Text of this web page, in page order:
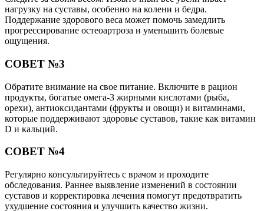
нагрузку на суставы, особенно на колени и бедра.
Поддержание здорового веса может помочь замедлить
прогрессирование остеоартроза и уменьшить болевые
ощущения.
СОВЕТ №3
Обратите внимание на свое питание. Включите в рацион
продукты, богатые омега-3 жирными кислотами (рыба,
орехи), антиоксидантами (фрукты и овощи) и витаминами,
которые поддерживают здоровье суставов, такие как витамин
D и кальций.
СОВЕТ №4
Регулярно консультируйтесь с врачом и проходите
обследования. Раннее выявление изменений в состоянии
суставов и корректировка лечения помогут предотвратить
ухудшение состояния и улучшить качество жизни.